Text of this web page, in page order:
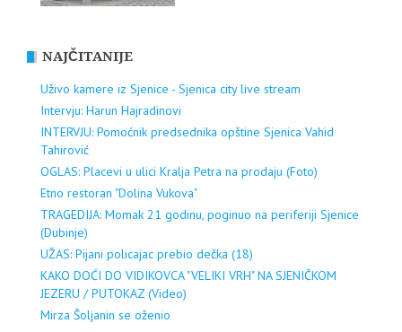
NAJČITANIJE
Uživo kamere iz Sjenice - Sjenica city live stream
Intervju: Harun Hajradinovi
INTERVJU: Pomoćnik predsednika opštine Sjenica Vahid
Tahirović
OGLAS: Placevi u ulici Kralja Petra na prodaju (Foto)
Etno restoran "Dolina Vukova"
TRAGEDIJA: Momak 21 godinu, poginuo na periferiji Sjenice
(Dubinje)
UŽAS: Pijani policajac prebio dečka (18)
KAKO DOĆI DO VIDIKOVCA "VELIKI VRH" NA SJENIČKOM
JEZERU / PUTOKAZ (Video)
Mirza Šoljanin se oženio